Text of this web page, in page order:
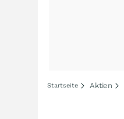
Startseite Aktien